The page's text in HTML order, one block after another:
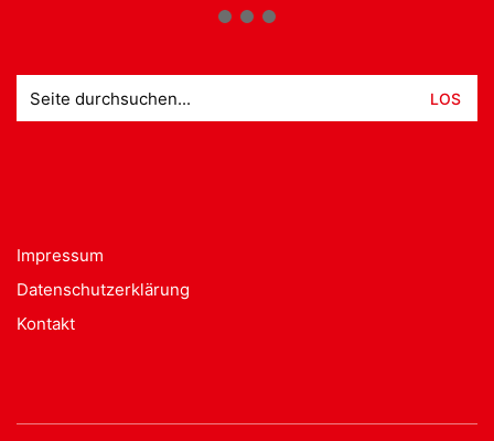
nach:
Impressum
Datenschutzerklärung
Kontakt